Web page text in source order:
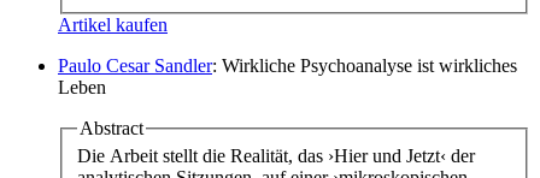
Artikel kaufen
Paulo Cesar Sandler: Wirkliche Psychoanalyse ist wirkliches
Leben
Abstract
Die Arbeit stellt die Realität, das ›Hier und Jetzt‹ der